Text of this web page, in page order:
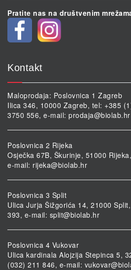
Pratite nas na društvenim
Kontakt
Maloprodaja: Poslovnica 1 Zagreb
Ilica 346, 10000 Zagreb, tel: +385
3750 556, e-mail: prodaja@biolab.hr
Poslovnica 2 Rijeka
Osječka 67B, Škurinje, 51000
e-mail: rijeka@biolab.hr
Poslovnica 3 Split
Ulica Jurja Šižgorića 14, 21000
393, e-mail: split@biolab.hr
Poslovnica 4 Vukovar
Ulica kardinala Alojzija Stepinca 5,
(032) 211 846, e-mail: